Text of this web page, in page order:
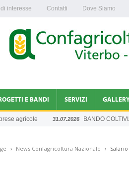
interesse Contatti Dove Siamo
E BANDI SERVIZI
INFORMAZIONI
agricole 31.07.2026 BANDO
› News Confagricoltura Nazionale ›